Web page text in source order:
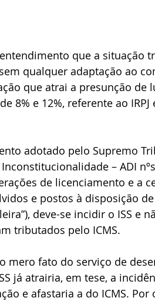
que a situação
qualquer adaptação ao
que atrai a presunção de
e 12%, referente ao IRPJ
adotado pelo Supremo
– ADI
de licenciamento e a
e postos à disposição
deve-se incidir o ISS e
tributados pelo ICMS.
mero fato do serviço de
já atrairia, em tese, a
e afastaria a do ICMS. Por